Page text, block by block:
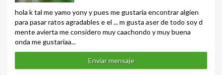
hola k tal me yamo yony y pues me gustaria encontrar algien
para pasar ratos agradables e el ... m gusta aser de todo soy d
mente avierta me considero muy caachondo y muy buena
onda me gustariaa...
Enviar mensaje